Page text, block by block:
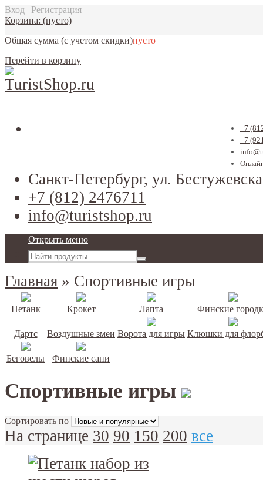
Вход | Регистрация
Корзина: (пусто)
Общая сумма (с учетом скидки)пусто
Перейти в корзину
+7
+7
Санкт-Петербург, ул.
+7 (812) 2476711
info@turistshop.ru
Открыть меню
Главная » Спортивные игры
Петанк Крокет Лапта Финские
Дартс Воздушные змеи Ворота для игры Клюшки для
Беговелы Финские сани
Спортивные игры
Сортировать по
На странице 30 90 150 200 все